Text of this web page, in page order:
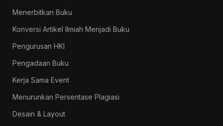
Menerbitkan Buku
Konversi Artikel Ilmiah Menjadi Buku
Pengurusan HKI
Pengadaan Buku
Kerja Sama Event
Menurunkan Persentase Plagiasi
Desain & Layout